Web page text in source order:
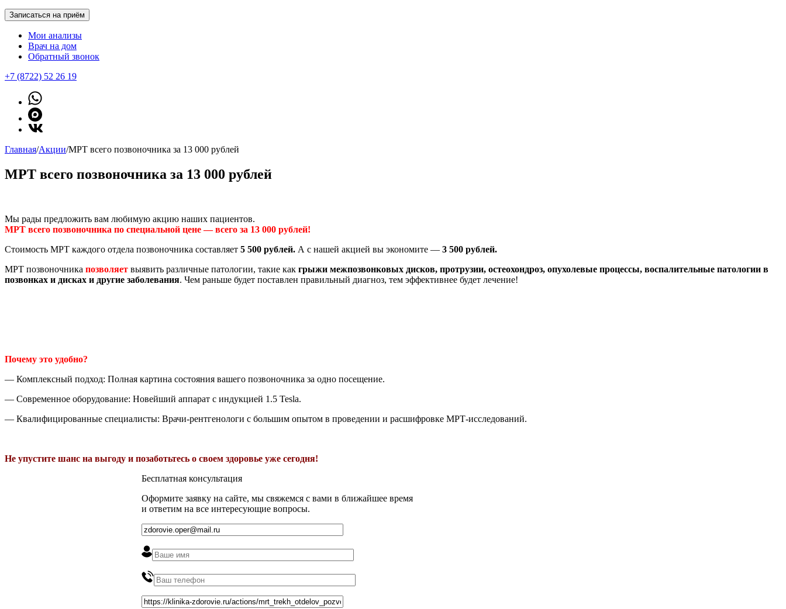
Записаться на приём
Мои анализы
Врач на дом
Обратный звонок
+7 (8722) 52 26 19
Главная/Акции/МРТ всего позвоночника за 13 000 рублей
МРТ всего позвоночника за 13 000 рублей
Мы рады предложить вам любимую акцию наших пациентов.
МРТ всего позвоночника по специальной цене — всего за 13 000 рублей!
Стоимость МРТ каждого отдела позвоночника составляет 5 500 рублей. А с нашей акцией вы экономите — 3 500 рублей.
МРТ позвоночника позволяет выявить различные патологии, такие как грыжи межпозвонковых дисков, протрузии, остеохондроз, опухолевые процессы, воспалительные патологии в
позвонках и дисках и другие заболевания. Чем раньше будет поставлен правильный диагноз, тем эффективнее будет лечение!
Почему это удобно?
— Комплексный подход: Полная картина состояния вашего позвоночника за одно посещение.
— Современное оборудование: Новейший аппарат с индукцией 1.5 Tesla.
— Квалифицированные специалисты: Врачи-рентгенологи с большим опытом в проведении и расшифровке МРТ-исследований.
Не упустите шанс на выгоду и позаботьтесь о своем здоровье уже сегодня!
Бесплатная консультация
Оформите заявку на сайте, мы свяжемся с вами в ближайшее время
и ответим на все интересующие вопросы.